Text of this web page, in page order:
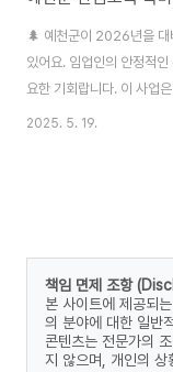
🌲 예천군이 2026년을 대
있어요. 임업인의 안정적
요한 기회랍니다. 이 사업
재배, 유통, 가공 등에 필요
예천군의 산림소득분야
끌 수 있는 기반을 ..
2025. 5. 19.
책임 면제 조항
본 사이트에 제공되
의 분야에 대한 일반
콘텐츠는 전문가의
지 않으며, 개인의 상